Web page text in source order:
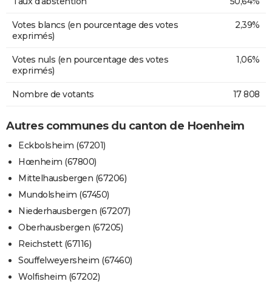
Votes blancs (en pourcentage des votes
exprimés)
2,39%
Votes nuls (en pourcentage des votes
exprimés)
1,06%
Nombre de votants 17 808
Autres communes du canton de Hoenheim
Eckbolsheim (67201)
Hœnheim (67800)
Mittelhausbergen (67206)
Mundolsheim (67450)
Niederhausbergen (67207)
Oberhausbergen (67205)
Reichstett (67116)
Souffelweyersheim (67460)
Wolfisheim (67202)